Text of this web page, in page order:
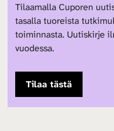
Tilaamalla Cuporen
tasalla tuoreista
toiminnasta. Uutiskirje
vuodessa.
Tilaa tästä